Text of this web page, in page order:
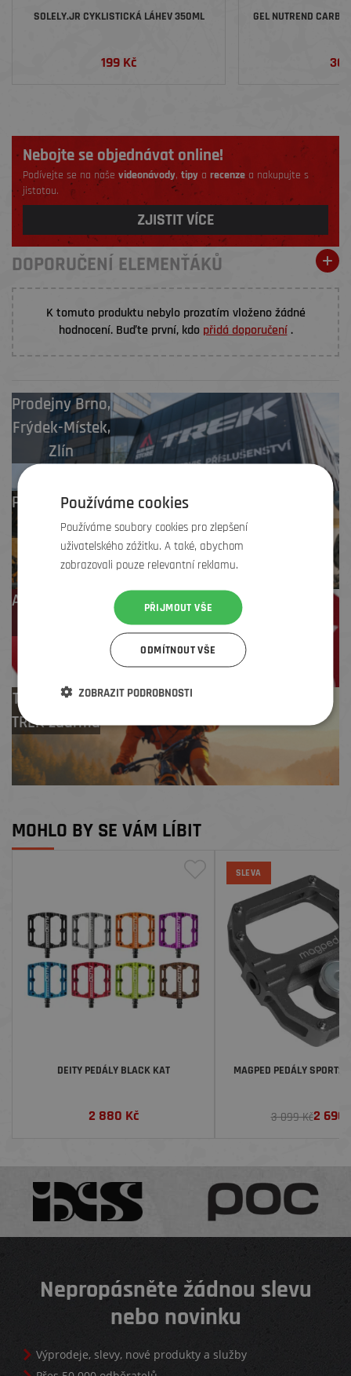
SOLELY.JR CYKLISTICKÁ LÁHEV 350ML
199 Kč
GEL NUTREND
36
Nebojte se objednávat online!
Podívejte se na naše videonávody,tipy a recenzea nakupujte s
jistotou.
ZJISTIT VÍCE
DOPORUČENÍ ELEMENŤÁKŮ
K tomuto produktu nebylo prozatím vloženo žádné
hodnocení. Buďte první, kdo přidá doporučení.
ProdejnyBrno,
Frýdek-Místek,
Zlín
Profesionální záruční
i pozáruční servis
Až 4 % cashback
na další nákup
Test centrum
TREK zdarma
MOHLO BY SE VÁM LÍBIT
DEITY PEDÁLY BLACK KAT
2 880 Kč
SLEVA
MAGPED PEDÁLY SPORT2
3 099 Kč2 690
Nepropásněte žádnou slevu
nebo novinku
Výprodeje, slevy, nové produkty a služby
Používáme cookies
Používáme soubory cookies pro zlepšení
uživatelského zážitku. A také, abychom
zobrazovali pouze relevantní reklamu.
PŘIJMOUT VŠE
ODMÍTNOUT VŠE
ZOBRAZIT PODROBNOSTI